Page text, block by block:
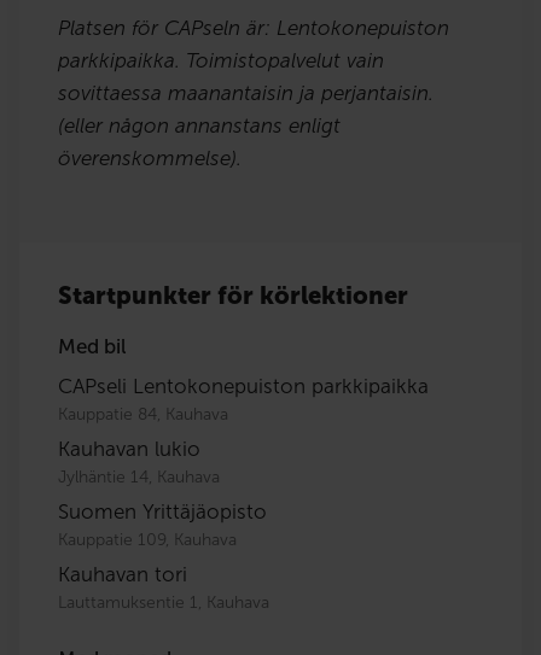
Platsen för CAPseln är: Lentokonepuiston
parkkipaikka. Toimistopalvelut vain
sovittaessa maanantaisin ja perjantaisin.
(eller någon annanstans enligt
överenskommelse).
Startpunkter för körlektioner
Med bil
CAPseli Lentokonepuiston parkkipaikka
Kauppatie 84, Kauhava
Kauhavan lukio
Jylhäntie 14, Kauhava
Suomen Yrittäjäopisto
Kauppatie 109, Kauhava
Kauhavan tori
Lauttamuksentie 1, Kauhava